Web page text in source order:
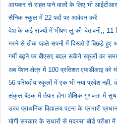
आयकर से राहत पाने वालों के लिए भी आईटीआर
सैनिक स्कूल में 22 पदों पर आवेदन करें
देश के कई राज्यों में भीषण लू की चेतावनी,, 11
मरने से ठीक पहले सपनों में दिखते हैं बिछड़े हुए
गर्मी बढ़ने पर बीएसए बदल सकेंगे स्कूलों का
अब पेंशन क्षेत्र में 100 प्रतिशत एफडीआइ को
56 परिषदीय स्कूलों में एक भी नया प्रवेश नहीं,
संकुल बैठक में तैयार होगा शैक्षिक गुणवत्ता में
उच्च प्राथमिक विद्यालय पटना के प्रभारी
योगी सरकार के सुधारों से मदरसा बोर्ड परीक्षा